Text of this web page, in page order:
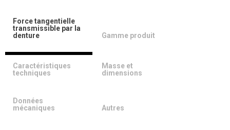
Force tangentielle
transmissible par la
denture
Gamme produit
Caractéristiques
techniques
Masse et
dimensions
Données
mécaniques
Autres